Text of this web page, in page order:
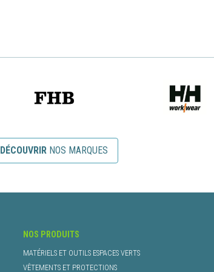
DÉCOUVRIR NOS MARQUES
NOS PRODUITS
MATÉRIELS ET OUTILS ESPACES VERTS
VÊTEMENTS ET PROTECTIONS